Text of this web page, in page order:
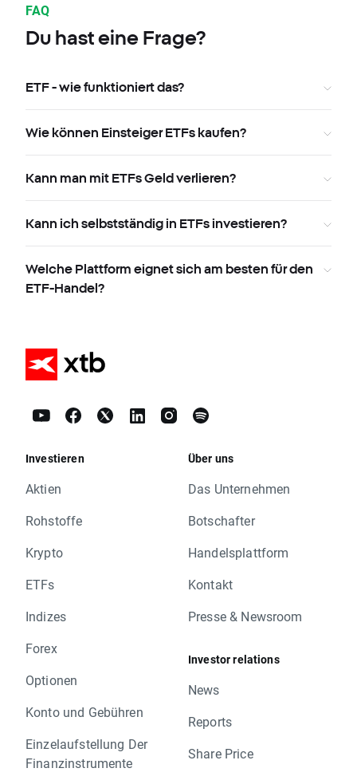
FAQ
Du hast eine Frage?
ETF - wie funktioniert das?
Wie können Einsteiger ETFs kaufen?
Kann man mit ETFs Geld verlieren?
Kann ich selbstständig in ETFs investieren?
Welche Plattform eignet sich am besten für den
ETF-Handel?
Investieren
Aktien
Rohstoffe
Krypto
ETFs
Indizes
Forex
Optionen
Konto und Gebühren
Einzelaufstellung Der
Finanzinstrumente
Über uns
Das Unternehmen
Botschafter
Handelsplattform
Kontakt
Presse & Newsroom
Investor relations
News
Reports
Share Price